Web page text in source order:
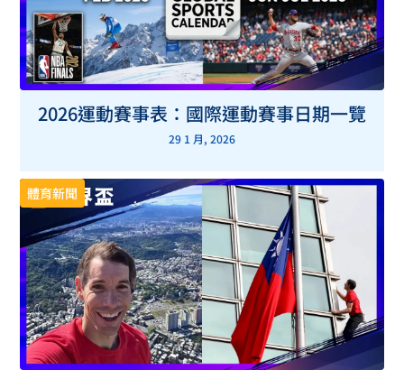
2026運動賽事表：國際運動賽事日期一覽
29 1 月, 2026
體育新聞